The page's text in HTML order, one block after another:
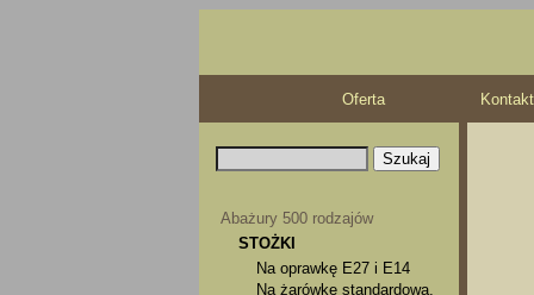
Oferta Kontakt
Abażury 500 rodzajów
STOŻKI
Na oprawkę E27 i E14
Na żarówkę standardową,